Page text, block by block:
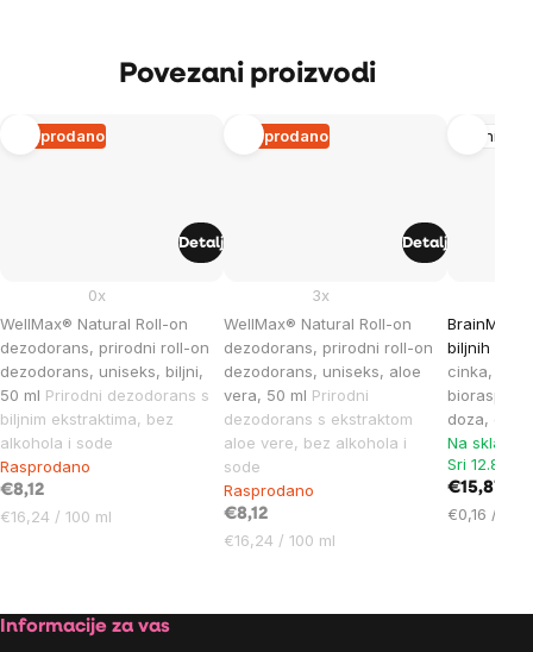
Povezani proizvodi
Rasprodano
WellMax® Natural Roll-on
dezodorans, prirodni roll-on
dezodorans, uniseks, biljni,
50 ml Prirodni dezodorans s
biljnim ekstraktima, bez
alkohola i sode
0x
Rasprodano
€8,12
Cijena
€16,24 / 100 ml
Detalj
Rasprodano
WellMax® Natural Roll-on
dezodorans, prirodni roll-on
dezodorans, uniseks, aloe
vera, 50 ml Prirodni
dezodorans s ekstraktom
aloe vere, bez alkohola i
sode
3x
Rasprodano
€8,12
Cijena
€16,24 / 100 ml
Detalj
Imunitet
BrainMax
biljnih
cinka,
doza,
Na
Sri 12.8.
€15,87
Cijena
€0,16 / 1
Footer
Informacije za vas